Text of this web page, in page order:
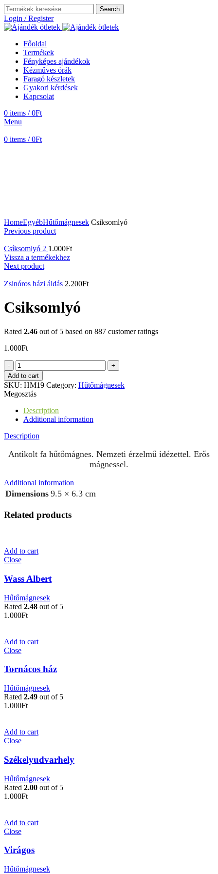
Search
Login / Register
Főoldal
Termékek
Fényképes ajándékok
Kézműves órák
Faragó készletek
Gyakori kérdések
Kapcsolat
0 items / 0Ft
Menu
0 items / 0Ft
HomeEgyébHűtőmágnesek Csiksomlyó
Previous product
Csíksomlyó 2 1.000Ft
Vissza a termékekhez
Next product
Zsinóros házi áldás 2.200Ft
Csiksomlyó
Rated 2.46 out of 5 based on 887 customer ratings
1.000Ft
Csiksomlyó
quantity
Add to cart
SKU: HM19 Category: Hűtőmágnesek
Megosztás
Description
Additional information
Description
Antikolt fa hűtőmágnes. Nemzeti érzelmű idézettel. Erős
mágnessel.
Additional information
Dimensions 9.5 × 6.3 cm
Related products
Add to cart
Close
Wass Albert
Hűtőmágnesek
Rated 2.48 out of 5
1.000Ft
Add to cart
Close
Tornácos ház
Hűtőmágnesek
Rated 2.49 out of 5
1.000Ft
Add to cart
Close
Székelyudvarhely
Hűtőmágnesek
Rated 2.00 out of 5
1.000Ft
Add to cart
Close
Virágos
Hűtőmágnesek